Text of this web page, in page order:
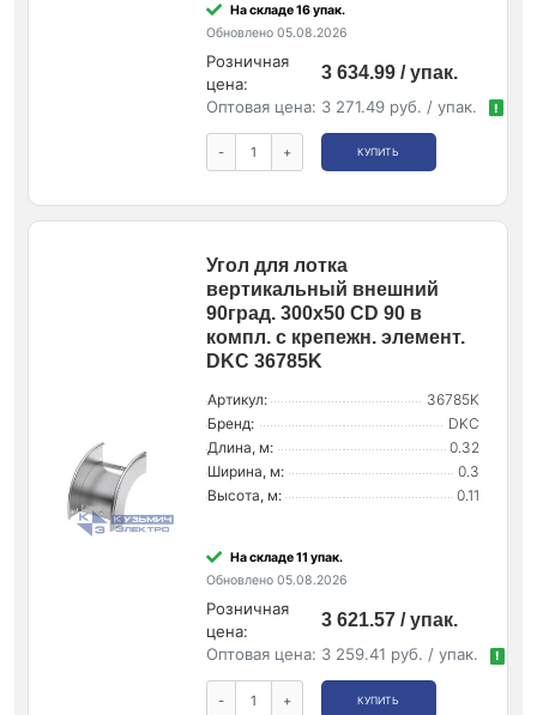
На складе 16 упак.
Обновлено 05.08.2026
Розничная
цена:
3 634.99 / упак.
Оптовая цена: 3 271.49 руб. / упак. !
- + КУПИТЬ
Угол для лотка
вертикальный внешний
90град. 300х50 CD 90 в
компл. с крепежн. элемент.
DKC 36785K
Артикул:
36785K
Бренд:
DKC
Длина, м:
0.32
Ширина, м:
0.3
Высота, м:
0.11
На складе 11 упак.
Обновлено 05.08.2026
Розничная
цена:
3 621.57 / упак.
Оптовая цена: 3 259.41 руб. / упак. !
- + КУПИТЬ